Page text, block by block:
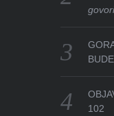
102